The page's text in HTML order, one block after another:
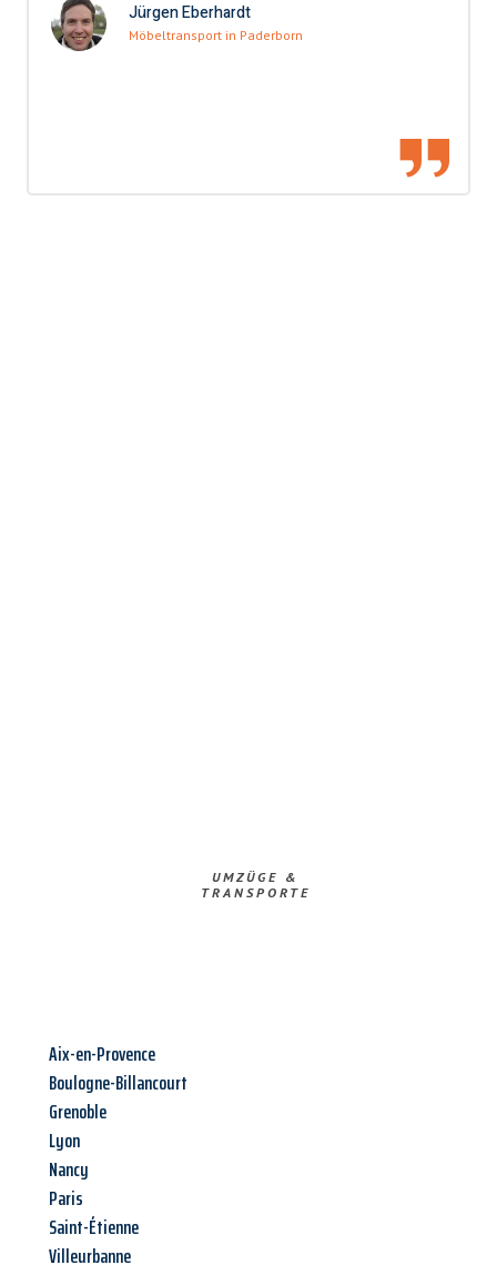
Jürgen Eberhardt
Möbeltransport in Paderborn
UMZÜGE &
TRANSPORTE
Aix-en-Provence
Boulogne-Billancourt
Grenoble
Lyon
Nancy
Paris
Saint-Étienne
Villeurbanne